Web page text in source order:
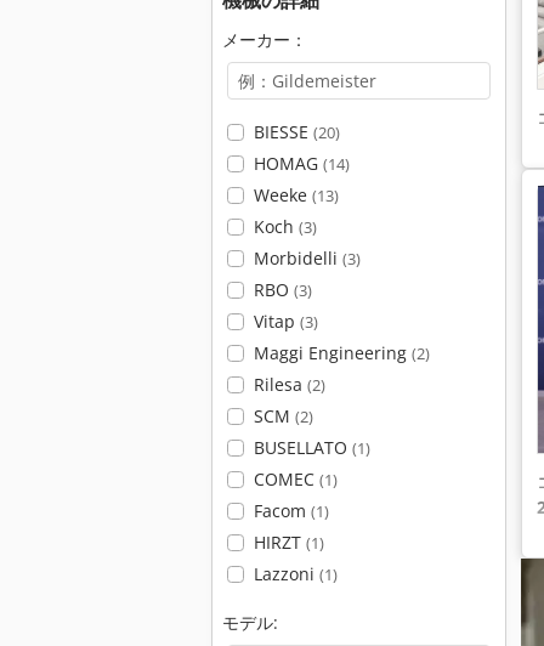
メーカー：
BIESSE (20)
HOMAG (14)
Weeke (13)
Koch (3)
Morbidelli (3)
RBO (3)
Vitap (3)
Maggi Engineering (2)
Rilesa (2)
SCM (2)
BUSELLATO (1)
COMEC (1)
Facom (1)
HIRZT (1)
Lazzoni (1)
モデル: